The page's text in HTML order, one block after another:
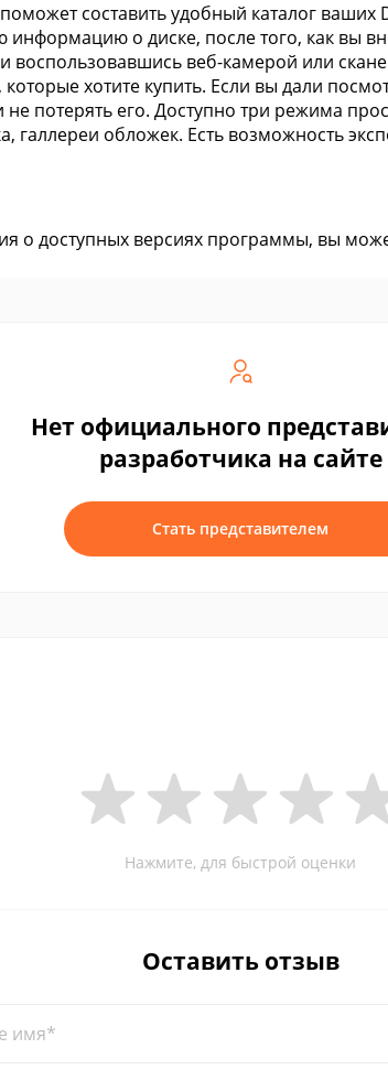
составить удобный каталог ваших
информацию о диске, после того, как вы
воспользовавшись веб-камерой или
которые хотите купить. Если вы дали
потерять его. Доступно три режима
галлереи обложек. Есть возможность
о доступных версиях программы, вы
Нет официального
разработчика на сайте
Стать представителем
Нажмите, для быстрой оценки
Оставить отзыв
имя*